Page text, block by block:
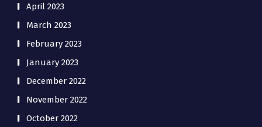
April 2023
March 2023
February 2023
January 2023
December 2022
November 2022
October 2022